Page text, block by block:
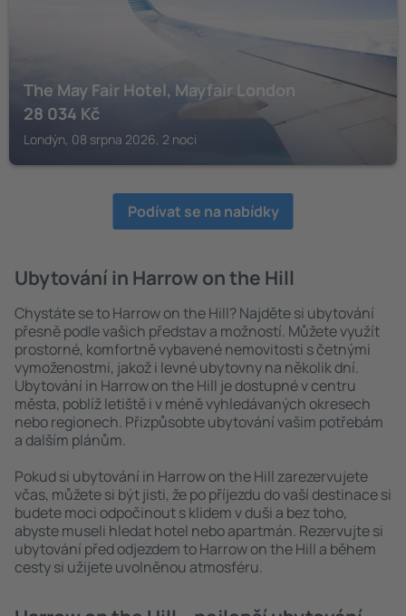
The May Fair Hotel, Mayfair London
28 034 Kč
Londýn, 08 srpna 2026, 2 noci
Podívat se na nabídky
Ubytování in Harrow on the Hill
Chystáte se to Harrow on the Hill? Najděte si ubytování
přesně podle vašich představ a možností. Můžete využít
prostorné, komfortně vybavené nemovitosti s četnými
vymoženostmi, jakož i levné ubytovny na několik dní.
Ubytování in Harrow on the Hill je dostupné v centru
města, poblíž letiště i v méně vyhledávaných okresech
nebo regionech. Přizpůsobte ubytování vašim potřebám
a dalším plánům.
Pokud si ubytování in Harrow on the Hill zarezervujete
včas, můžete si být jisti, že po příjezdu do vaší destinace si
budete moci odpočinout s klidem v duši a bez toho,
abyste museli hledat hotel nebo apartmán. Rezervujte si
ubytování před odjezdem to Harrow on the Hill a během
cesty si užijete uvolněnou atmosféru.